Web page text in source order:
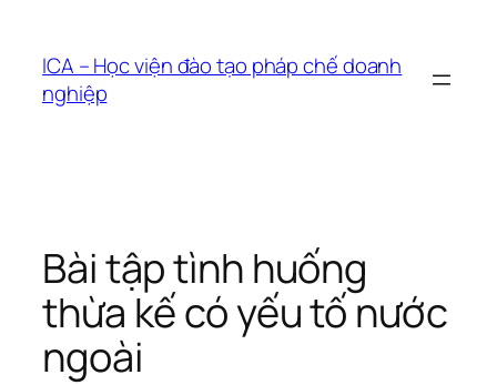
phầnICA – Học viện đào tạo pháp chế doanh
nghiệp
Bài tập tình huống
thừa kế có yếu tố nước
ngoài